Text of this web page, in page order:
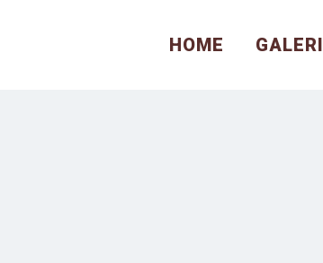
HOME GALERI